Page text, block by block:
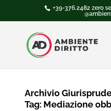
+39-376.2482 zero
Archivio
Tag: Mediazione